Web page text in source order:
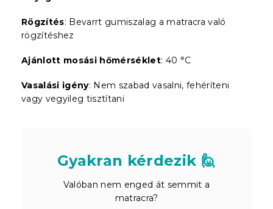
Rögzítés: Bevarrt gumiszalag a matracra való
rögzítéshez
Ajánlott mosási hőmérséklet: 40 °C
Vasalási igény: Nem szabad vasalni, fehéríteni
vagy vegyileg tisztítani
Gyakran kérdezik 🙋
Valóban nem enged át semmit a
matracra?